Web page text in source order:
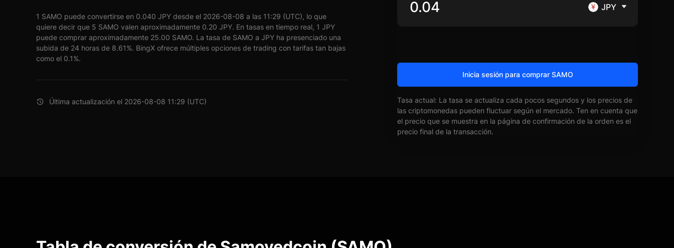
1 SAMO puede convertirse en 0.040 JPY desde el 2026-08-08 a las 11:29 (UTC), lo que
quiere decir que 5 SAMO valen aproximadamente 0.20 JPY. En tasas en tiempo real, 1 JPY
puede comprar aproximadamente 25.00 SAMO. La tasa de SAMO a JPY ha presenciado una
subida de 24 horas de 8.61%. BingX ofrece múltiples opciones de trading con tarifas tan bajas
como el 0.1%.
Última actualización el 2026-08-08 11:29 (UTC)
JPY
Inicia sesión para comprar SAMO
Tasa actual: La tasa se actualiza cada pocos segundos y los precios de
las criptomonedas pueden fluctuar según el mercado. Ten en cuenta que
el precio que se muestra en la página de confirmación de la orden es el
precio final de la transacción.